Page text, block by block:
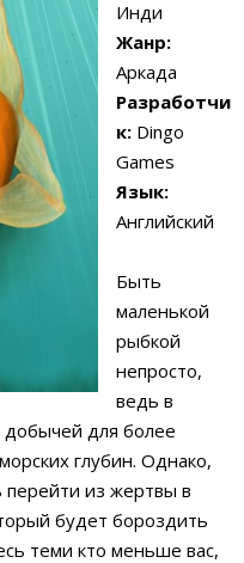
Инди
Жанр:
Аркада
Разработчи
к: Dingo
Games
Язык:
Английский
Быть
маленькой
рыбкой
непросто,
ведь в
для более
глубин. Однако,
перейти из жертвы в
будет бороздить
теми кто меньше вас,